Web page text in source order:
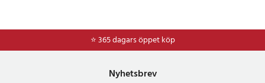
⭐ 365 dagars öppet köp
⭐Frakt 49kr *
Nyhetsbrev